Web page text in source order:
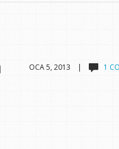
OCA 5, 2013 | 1